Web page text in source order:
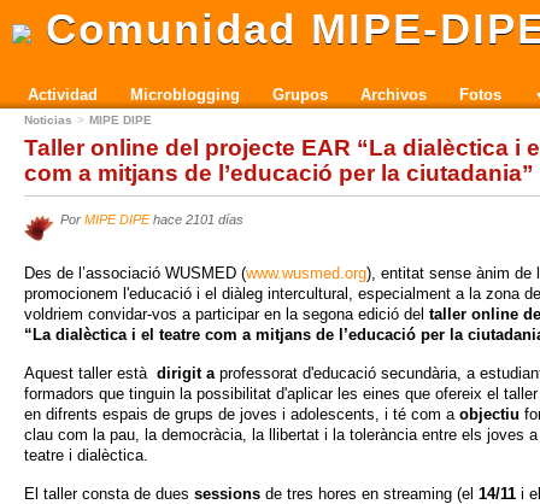
Comunidad MIPE-
Actividad Microblogging Grupos Archivos Fotos
Noticias MIPE DIPE
Taller online del projecte EAR “La dialèctica i
com a mitjans de l’educació per la ciutadania”
Por MIPE DIPE hace 2101 días
Des de l’associació WUSMED (www.wusmed.org), entitat sense ànim de
promocionem l'educació i el diàleg intercultural, especialment a la zona
voldriem convidar-vos a participar en la segona edició del taller online
“La dialèctica i el teatre com a mitjans de l’educació per la
Aquest taller està dirigit aprofessorat d'educació secundària, a
formadors que tinguin la possibilitat d'aplicar les eines que ofereix el
en difrents espais de grups de joves i adolescents, i té com a objectiu
clau com la pau, la democràcia, la llibertat i la tolerància entre els joves
teatre i dialèctica.
El taller consta de dues sessions de tres hores en streaming (el 14/11 i